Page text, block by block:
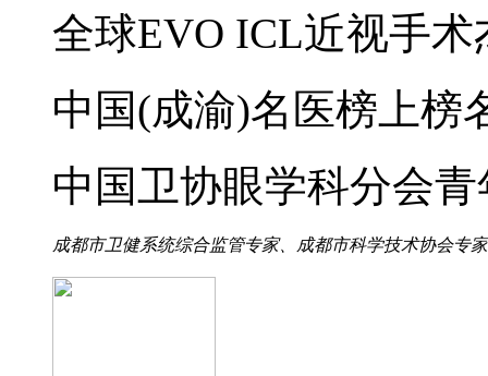
全球EVO ICL近视手
中国(成渝)名医榜上榜
中国卫协眼学科分会
成都市卫健系统综合监管专家、成都市科学技术协会专